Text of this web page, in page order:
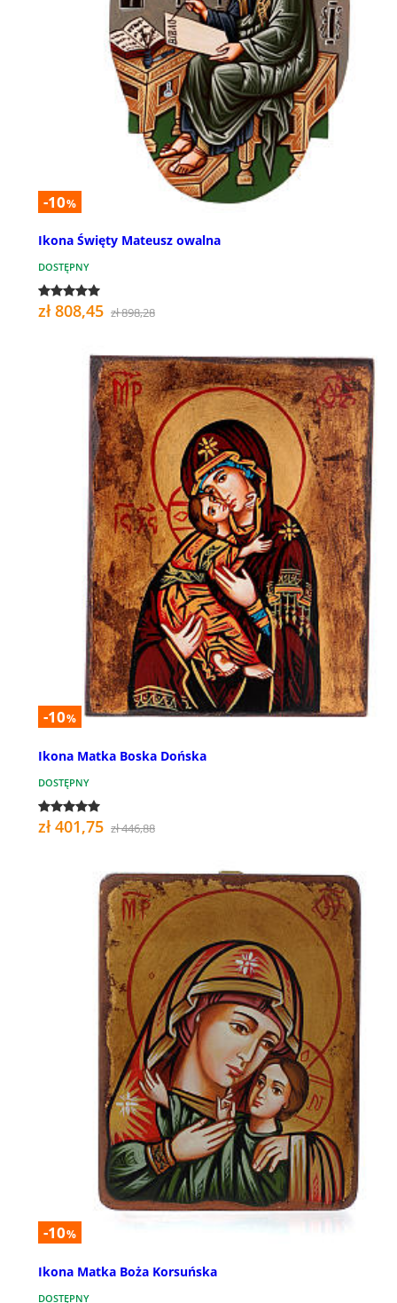
-10%
Ikona Święty Mateusz owalna
DOSTĘPNY
zł 808,45 zł 898,28
-10%
Ikona Matka Boska Dońska
DOSTĘPNY
zł 401,75 zł 446,88
-10%
Ikona Matka Boża Korsuńska
DOSTĘPNY